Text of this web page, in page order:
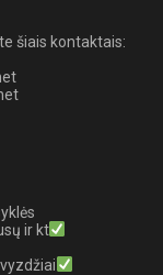
šiais kontaktais:
ir kt